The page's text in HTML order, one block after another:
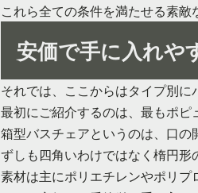
これら全ての条件を満たせる素敵
安価で手に入れや
それでは、ここからはタイプ別に
最初にご紹介するのは、最もポピ
箱型バスチェアというのは、口
ずしも四角いわけではなく楕円形
素材は主にポリエチレンやポリ